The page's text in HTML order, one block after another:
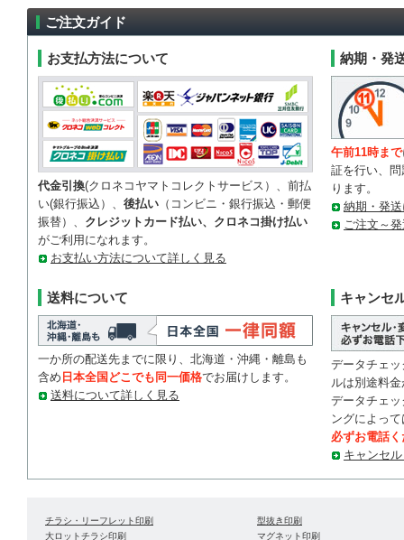
ご注文ガイド
お支払方法について
代金引換(クロネコヤマトコレクトサービス）、前払
い(銀行振込）、 後払い （コンビニ・銀行振込・郵便
振替）、 クレジットカード払い、クロネコ掛け払い
がご利用になれます。
お支払い方法について詳しく見る
送料について
一か所の配送先までに限り、北海道・沖縄・離島も
含め 日本全国どこでも同一価格でお届けします。
送料について詳しく見る
納期・発
午前11時まで
証を行い、
ります。
納期・発
ご注文～
キャンセ
データチェ
ルは別途料
データチェ
ングによっ
必ずお電話
キャンセ
チラシ・リーフレット印刷
大ロットチラシ印刷
型抜き印刷
マグネット印刷